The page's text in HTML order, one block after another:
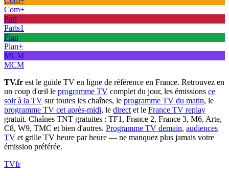
Com+
Pari
Paris1
Plan
Plan+
MCM
MCM
TV.fr est le guide TV en ligne de référence en France. Retrouvez en
un coup d'œil le programme TV complet du jour, les émissions ce
soir à la TV sur toutes les chaînes, le programme TV du matin, le
programme TV cet après-midi, le direct et le France TV replay
gratuit. Chaînes TNT gratuites : TF1, France 2, France 3, M6, Arte,
C8, W9, TMC et bien d'autres. Programme TV demain, audiences
TV et grille TV heure par heure — ne manquez plus jamais votre
émission préférée.
TVfr